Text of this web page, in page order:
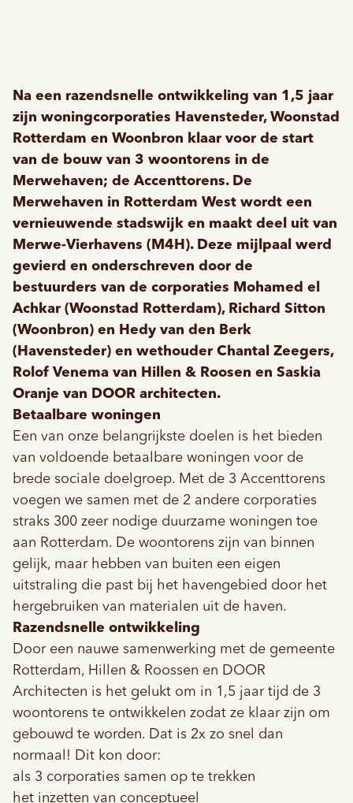
Na een razendsnelle ontwikkeling van 1,5 jaar
zijn woningcorporaties Havensteder, Woonstad
Rotterdam en Woonbron klaar voor de start
van de bouw van 3 woontorens in de
Merwehaven; de Accenttorens. De
Merwehaven in Rotterdam West wordt een
vernieuwende stadswijk en maakt deel uit van
Merwe-Vierhavens (M4H). Deze mijlpaal werd
gevierd en onderschreven door de
bestuurders van de corporaties Mohamed el
Achkar (Woonstad Rotterdam), Richard Sitton
(Woonbron) en Hedy van den Berk
(Havensteder) en wethouder Chantal Zeegers,
Rolof Venema van Hillen & Roosen en Saskia
Oranje van DOOR architecten.
Betaalbare woningen
Een van onze belangrijkste doelen is het bieden
van voldoende betaalbare woningen voor de
brede sociale doelgroep. Met de 3 Accenttorens
voegen we samen met de 2 andere corporaties
straks 300 zeer nodige duurzame woningen toe
aan Rotterdam. De woontorens zijn van binnen
gelijk, maar hebben van buiten een eigen
uitstraling die past bij het havengebied door het
hergebruiken van materialen uit de haven.
Razendsnelle ontwikkeling
Door een nauwe samenwerking met de gemeente
Rotterdam, Hillen & Roossen en DOOR
Architecten is het gelukt om in 1,5 jaar tijd de 3
woontorens te ontwikkelen zodat ze klaar zijn om
gebouwd te worden. Dat is 2x zo snel dan
normaal! Dit kon door:
als 3 corporaties samen op te trekken
het inzetten van conceptueel